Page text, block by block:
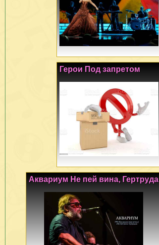
Герои Под запретом
Аквариум Не пей вина, Гертруда